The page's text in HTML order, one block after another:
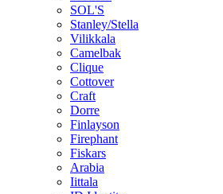
SOL'S
Stanley/Stella
Vilikkala
Camelbak
Clique
Cottover
Craft
Dorre
Finlayson
Firephant
Fiskars
Arabia
Iittala